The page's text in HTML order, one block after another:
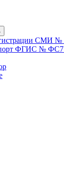
СМИ
ФГИС №